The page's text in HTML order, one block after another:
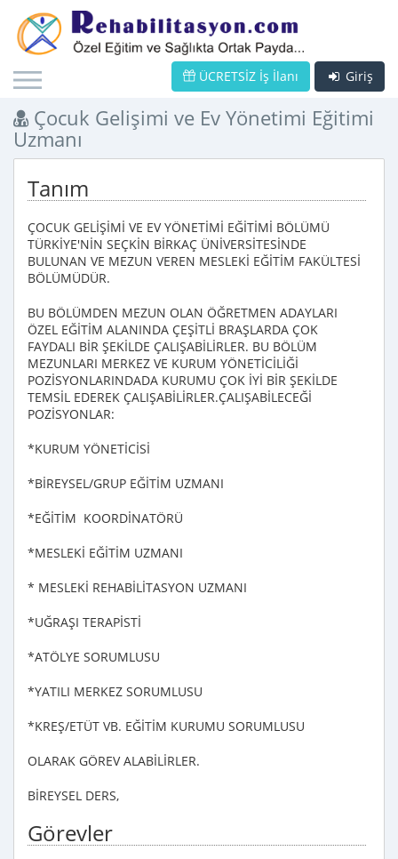
Giriş
ÜCRETSİZ İş İlanı
Çocuk Gelişimi ve Ev Yönetimi Eğitimi
Uzmanı
Tanım
ÇOCUK GELİŞİMİ VE EV YÖNETİMİ EĞİTİMİ BÖLÜMÜ
TÜRKİYE'NİN SEÇKİN BİRKAÇ ÜNİVERSİTESİNDE
BULUNAN VE MEZUN VEREN MESLEKİ EĞİTİM FAKÜLTESİ
BÖLÜMÜDÜR.
BU BÖLÜMDEN MEZUN OLAN ÖĞRETMEN ADAYLARI
ÖZEL EĞİTİM ALANINDA ÇEŞİTLİ BRAŞLARDA ÇOK
FAYDALI BİR ŞEKİLDE ÇALIŞABİLİRLER. BU BÖLÜM
MEZUNLARI MERKEZ VE KURUM YÖNETİCİLİĞİ
POZİSYONLARINDADA KURUMU ÇOK İYİ BİR ŞEKİLDE
TEMSİL EDEREK ÇALIŞABİLİRLER.ÇALIŞABİLECEĞİ
POZİSYONLAR:
*KURUM YÖNETİCİSİ
*BİREYSEL/GRUP EĞİTİM UZMANI
*EĞİTİM KOORDİNATÖRÜ
*MESLEKİ EĞİTİM UZMANI
* MESLEKİ REHABİLİTASYON UZMANI
*UĞRAŞI TERAPİSTİ
*ATÖLYE SORUMLUSU
*YATILI MERKEZ SORUMLUSU
*KREŞ/ETÜT VB. EĞİTİM KURUMU SORUMLUSU
OLARAK GÖREV ALABİLİRLER.
BİREYSEL DERS,
Görevler